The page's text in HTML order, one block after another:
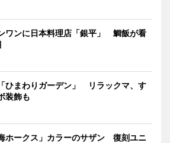
ワンに日本料理店「銀平」 鯛飯が看
ひまわりガーデン」 リラックマ、す
装飾も
ホークス」カラーのサザン 復刻ユニ